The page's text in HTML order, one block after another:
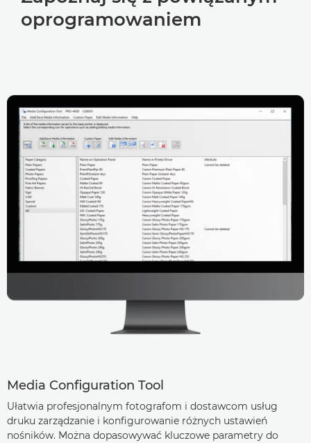
oprogramowaniem
Media Configuration Tool
Ułatwia profesjonalnym fotografom i dostawcom usług
druku zarządzanie i konfigurowanie różnych ustawień
nośników. Można dopasowywać kluczowe parametry do